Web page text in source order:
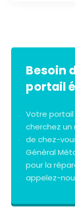
Besoin
portail
Votre
cherchez
de chez-
Général
pour la
appelez-